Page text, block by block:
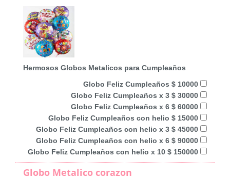
Hermosos Globos Metalicos para Cumpleaños
Globo Feliz Cumpleaños $ 10000
Globo Feliz Cumpleaños x 3 $ 30000
Globo Feliz Cumpleaños x 6 $ 60000
Globo Feliz Cumpleaños con helio $ 15000
Globo Feliz Cumpleaños con helio x 3 $ 45000
Globo Feliz Cumpleaños con helio x 6 $ 90000
Globo Feliz Cumpleaños con helio x 10 $ 150000
Globo Metalico corazon